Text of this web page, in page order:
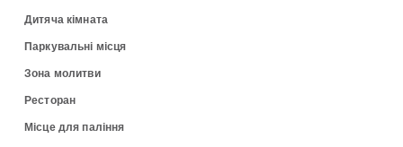
Дитяча кімната
Паркувальні місця
Зона молитви
Ресторан
Місце для паління